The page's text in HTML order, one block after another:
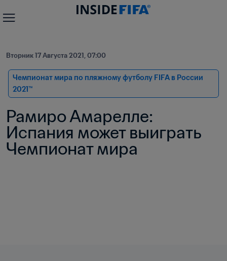
Вторник 17 Августа 2021, 07:00
Чемпионат мира по пляжному футболу FIFA в России
2021™
Рамиро Амарелле:
Испания может выиграть
Чемпионат мира